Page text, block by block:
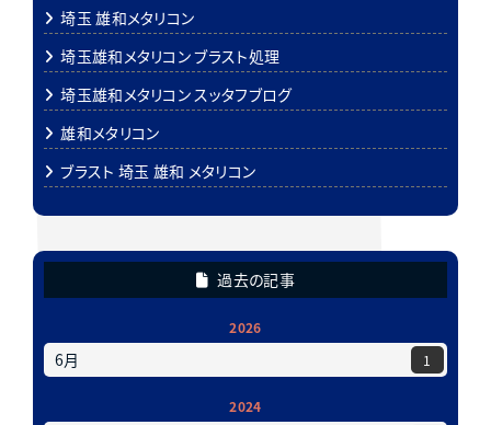
埼玉 雄和メタリコン
埼玉雄和メタリコン ブラスト処理
埼玉雄和メタリコン スッタフブログ
雄和メタリコン
ブラスト 埼玉 雄和 メタリコン
過去の記事
2026
6月 1
2024